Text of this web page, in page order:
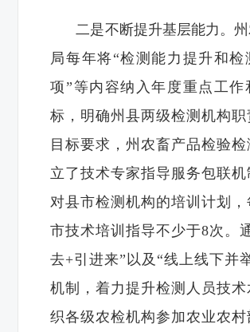
二是不断提升基层能力。
局每年将“检测能力提升和检
项”等内容纳入年度重点工作
标，明确州县两级检测机构职
目标要求，州农畜产品检验检
立了技术专家指导服务包联机
对县市检测机构的培训计划
市技术培训指导不少于8次。
去+引进来”以及“线上线下并
机制，着力提升检测人员技术
织各级农检机构参加农业农村